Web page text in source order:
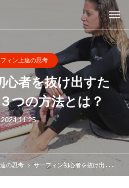
ィン上達の思考
心者を抜け出すた
つの方法とは？
2024.11.25
の思考 サーフィン初心者を抜け出すための意外な３つの方法とは？